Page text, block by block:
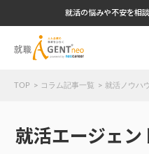
就活の悩みや不安を相
TOP コラム記事一覧 就活ノウハ
就活エージェン